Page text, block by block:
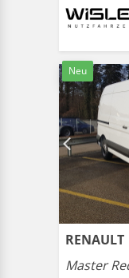
Neu
RENAULT
Master